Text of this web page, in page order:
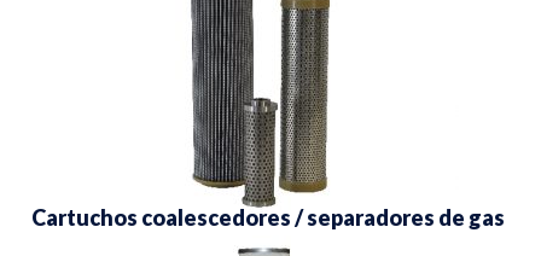
Cartuchos coalescedores / separadores de gas